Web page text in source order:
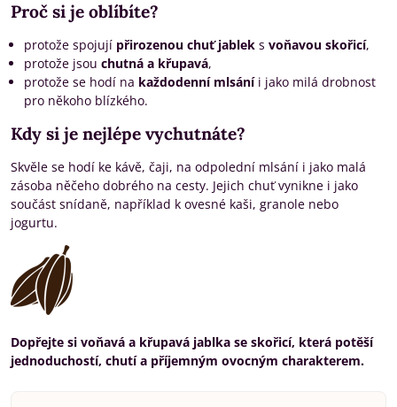
Proč si je oblíbíte?
protože spojují přirozenou chuť jablek s voňavou skořicí,
protože jsou chutná a křupavá,
protože se hodí na každodenní mlsáníi jako milá drobnost
pro někoho blízkého.
Kdy si je nejlépe vychutnáte?
Skvěle se hodí ke kávě, čaji, na odpolední mlsání i jako malá
zásoba něčeho dobrého na cesty. Jejich chuť vynikne i jako
součást snídaně, například k ovesné kaši, granole nebo
jogurtu.
Dopřejte si voňavá a křupavá jablka se skořicí, která potěší
jednoduchostí, chutí a příjemným ovocným charakterem.